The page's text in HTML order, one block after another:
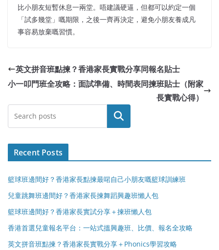
比小朋友短暫休息一兩堂。唔建議硬逼，但都可以約定一個
「試多幾堂」嘅期限，之後一齊再決定，避免小朋友養成凡
事容易放棄嘅習慣。
英文拼音班點揀？香港家長實戰分享同報名貼士
小一叩門班全攻略：面試準備、時間表同揀班貼士（附家
長實戰心得）
Search
Recent Posts
籃球班邊間好？香港家長點揀最啱自己小朋友嘅籃球訓練班
兒童跳舞班邊間好？香港家長揀舞蹈興趣班懶人包
籃球班邊間好？香港家長實試分享＋揀班懶人包
香港首選兒童報名平台：一站式搵興趣班、比價、報名全攻略
英文拼音班點揀？香港家長實戰分享＋Phonics學習攻略